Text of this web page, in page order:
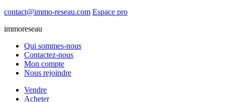
contact@immo-reseau.com Espace pro
immoreseau
Qui sommes-nous
Contactez-nous
Mon compte
Nous rejoindre
Vendre
Acheter